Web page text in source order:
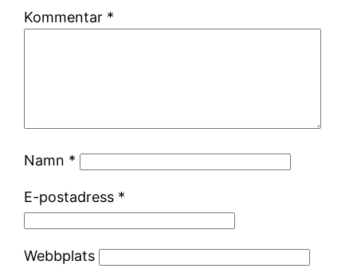
Kommentar *
Namn *
E-postadress *
Webbplats